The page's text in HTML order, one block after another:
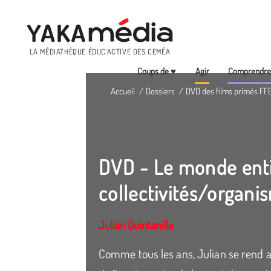
LA MÉDIATHÈQUE ÉDUC’ACTIVE DES CEMÉA
Menu
Coups de ♥ Agir Comprendre
Accueil Dossiers DVD des films primés
DVD - Le monde
collectivités/
Julián Quintanilla
Comme tous les ans, Julian se rend